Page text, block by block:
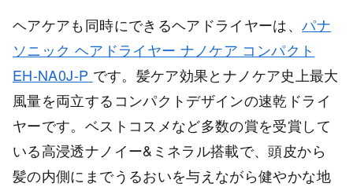
ヘアケアも同時にできるヘアドライヤーは、パナ
ソニック ヘアドライヤー ナノケア コンパクト
EH-NA0J-P です。髪ケア効果とナノケア史上最大
風量を両立するコンパクトデザインの速乾ドライ
ヤーです。ベストコスメなど多数の賞を受賞して
いる高浸透ナノイー&ミネラル搭載で、頭皮から
髪の内側にまでうるおいを与えながら健やかな地